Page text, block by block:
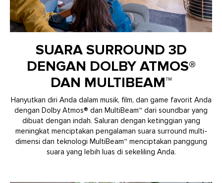
SUARA SURROUND 3D
DENGAN DOLBY ATMOS®
DAN MULTIBEAM™
Hanyutkan diri Anda dalam musik, film, dan game favorit Anda
dengan Dolby Atmos® dan MultiBeam™ dari soundbar yang
dibuat dengan indah. Saluran dengan ketinggian yang
meningkat menciptakan pengalaman suara surround multi-
dimensi dan teknologi MultiBeam™ menciptakan panggung
suara yang lebih luas di sekeliling Anda.